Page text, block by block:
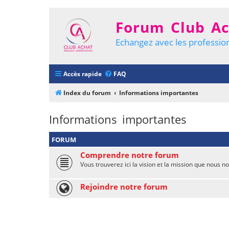
Forum Club
Echangez avec les
Accès rapide FAQ
Index du forum Informations importantes
Informations importantes
FORUM
Comprendre notre forum
Vous trouverez ici la vision et la mission que nous
Rejoindre notre forum